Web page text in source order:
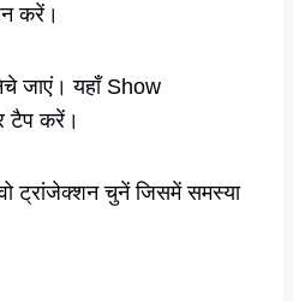
करें।
जाएं। यहाँ Show
टैप करें।
ट्रांजेक्शन चुनें जिसमें समस्या